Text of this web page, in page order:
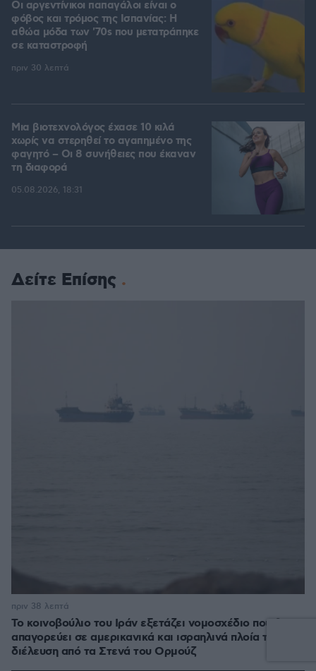
Οι αργεντίνικοι παπαγάλοι είναι ο
φόβος και τρόμος της Ισπανίας: Η
αθώα μόδα των '70s που μετατράπηκε
σε καταστροφή
πριν 30 λεπτά
Μια βιοτεχνολόγος έχασε 10 κιλά
χωρίς να στερηθεί το αγαπημένο της
φαγητό – Οι 8 συνήθειες που έκαναν
τη διαφορά
05.08.2026, 18:31
Δείτε Επίσης
Το κοινοβούλιο του Ιράν εξετάζει νομοσχέδιο που θα
απαγορεύει σε αμερικανικά και ισραηλινά πλοία τη
διέλευση από τα Στενά του Ορμούζ
πριν 38 λεπτά